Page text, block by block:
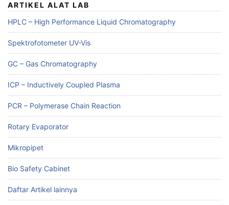
ARTIKEL ALAT LAB
HPLC – High Performance Liquid Chromatography
Spektrofotometer UV-Vis
GC – Gas Chromatography
ICP – Inductively Coupled Plasma
PCR – Polymerase Chain Reaction
Rotary Evaporator
Mikropipet
Bio Safety Cabinet
Daftar Artikel lainnya